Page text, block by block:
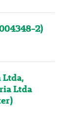
2)
Ltda,
Ltda